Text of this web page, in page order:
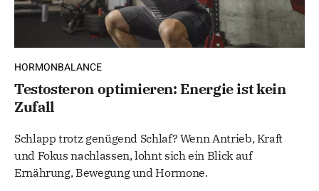
HORMONBALANCE
Testosteron optimieren: Energie ist kein
Zufall
Schlapp trotz genügend Schlaf? Wenn Antrieb, Kraft
und Fokus nachlassen, lohnt sich ein Blick auf
Ernährung, Bewegung und Hormone.